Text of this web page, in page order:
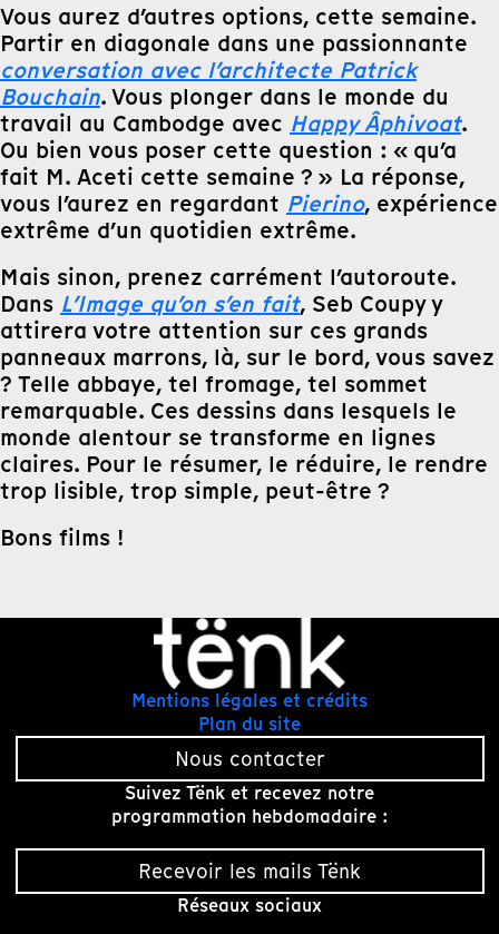
Vous aurez d’autres options, cette semaine.
Partir en diagonale dans une passionnante
conversation avec l’architecte Patrick
Bouchain. Vous plonger dans le monde du
travail au Cambodge avec Happy Âphivoat.
Ou bien vous poser cette question : « qu’a
fait M. Aceti cette semaine ? » La réponse,
vous l’aurez en regardant Pierino, expérience
extrême d’un quotidien extrême.
Mais sinon, prenez carrément l’autoroute.
Dans L’Image qu’on s’en fait, Seb Coupy y
attirera votre attention sur ces grands
panneaux marrons, là, sur le bord, vous savez
? Telle abbaye, tel fromage, tel sommet
remarquable. Ces dessins dans lesquels le
monde alentour se transforme en lignes
claires. Pour le résumer, le réduire, le rendre
trop lisible, trop simple, peut-être ?
Bons films !
Mentions légales et crédits
Plan du site
Nous contacter
Suivez Tënk et recevez notre
programmation hebdomadaire :
Recevoir les mails Tënk
Réseaux sociaux